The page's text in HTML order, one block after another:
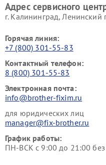
Адрес сервисного
г. Калининград, Ленинский
Горячая линия:
+7 (800) 301-55-83
Контактный телефон:
8 (800) 301-55-83
Электронная почта:
info@brother-fixim.ru
для юридических лиц
manager@fix-brother.ru
График работы:
ПН-ВСК с 9:00 до 21:00